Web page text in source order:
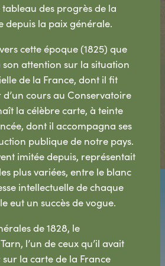
des progrès de la
depuis la paix générale.
cette époque (1825) que
attention sur la situation
de la France, dont il fit
d’un cours au Conservatoire
la célèbre carte, à teinte
dont il accompagna ses
publique de notre pays.
imitée depuis, représentait
plus variées, entre le blanc
intellectuelle de chaque
eut un succès de vogue.
de 1828, le
l’un de ceux qu’il avait
la carte de la France